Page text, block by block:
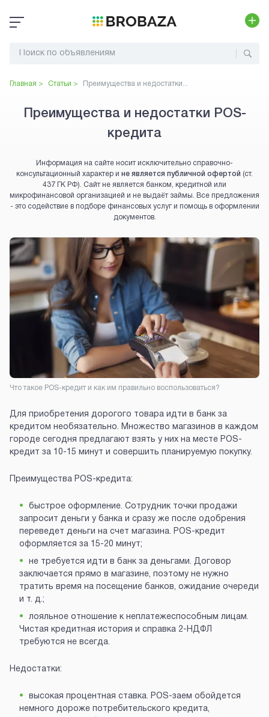
Главная > Статьи > Преимущества и недостатки...
Преимущества и недостатки POS-
кредита
Информация на сайте носит исключительно справочно-
консультационный характер и не является публичной офертой (ст.
437 ГК РФ). Сайт не является банком, кредитной или
микрофинансовой организацией и не выдаёт займы. Все предложения
- это содействие в подборе финансовых услуг и помощь в оформлении
документов.
Что такое POS-кредит и как им правильно воспользоваться?
Для приобретения дорогого товара идти в банк за
кредитом необязательно. Множество магазинов в каждом
городе сегодня предлагают взять у них на месте POS-
кредит за 10-15 минут и совершить планируемую покупку.
Преимущества POS-кредита:
быстрое оформление. Сотрудник точки продажи
запросит деньги у банка и сразу же после одобрения
переведет деньги на счет магазина. POS-кредит
оформляется за 15-20 минут;
не требуется идти в банк за деньгами. Договор
заключается прямо в магазине, поэтому не нужно
тратить время на посещение банков, ожидание очереди
и т. д.;
лояльное отношение к неплатежеспособным лицам.
Чистая кредитная история и справка 2-НДФЛ
требуются не всегда.
Недостатки:
высокая процентная ставка. POS-заем обойдется
немного дороже потребительского кредита,